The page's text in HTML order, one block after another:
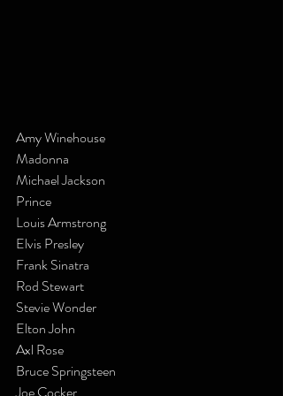
Amy Winehouse
Madonna
Michael Jackson
Prince
Louis Armstrong
Elvis Presley
Frank Sinatra
Rod Stewart
Stevie Wonder
Elton John
Axl Rose
Bruce Springsteen